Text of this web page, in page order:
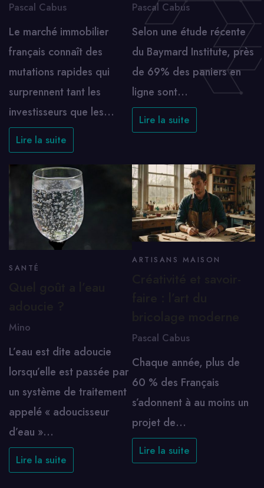
Pascal Cabus
Le marché immobilier
français connaît des
mutations rapides qui
surprennent tant les
investisseurs que les…
Lire la suite
Pascal Cabus
Selon une étude récente
du Baymard Institute, près
de 69% des paniers en
ligne sont…
Lire la suite
SANTÉ
Mino
L’eau est dite adoucie
lorsqu’elle est passée par
un système de traitement
appelé « adoucisseur
d’eau »…
Lire la suite
ARTISANS MAISON
Pascal Cabus
Chaque année, plus de
60 % des Français
s’adonnent à au moins un
projet de…
Lire la suite